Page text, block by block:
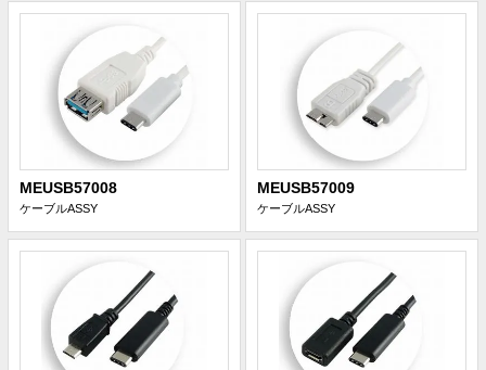
MEUSB57008
ケーブルASSY
MEUSB57009
ケーブルASSY